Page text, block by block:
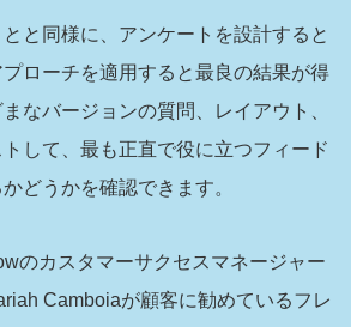
と同様に、アンケートを設計すると
ローチを適用すると最良の結果が得
なバージョンの質問、レイアウト、
して、最も正直で役に立つフィード
どうかを確認できます。
のカスタマーサクセスマネージャー
Camboiaが顧客に勧めているフレ